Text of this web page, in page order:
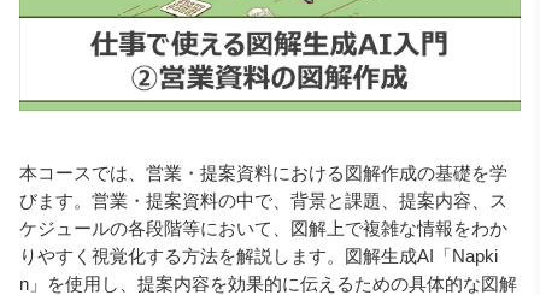
本コースでは、営業・提案資料における図解作成の基礎を学
びます。営業・提案資料の中で、背景と課題、提案内容、ス
ケジュールの各段階等において、図解上で複雑な情報をわか
りやすく視覚化する方法を解説します。図解生成AI「Napki
n」を使用し、提案内容を効果的に伝えるための具体的な図解